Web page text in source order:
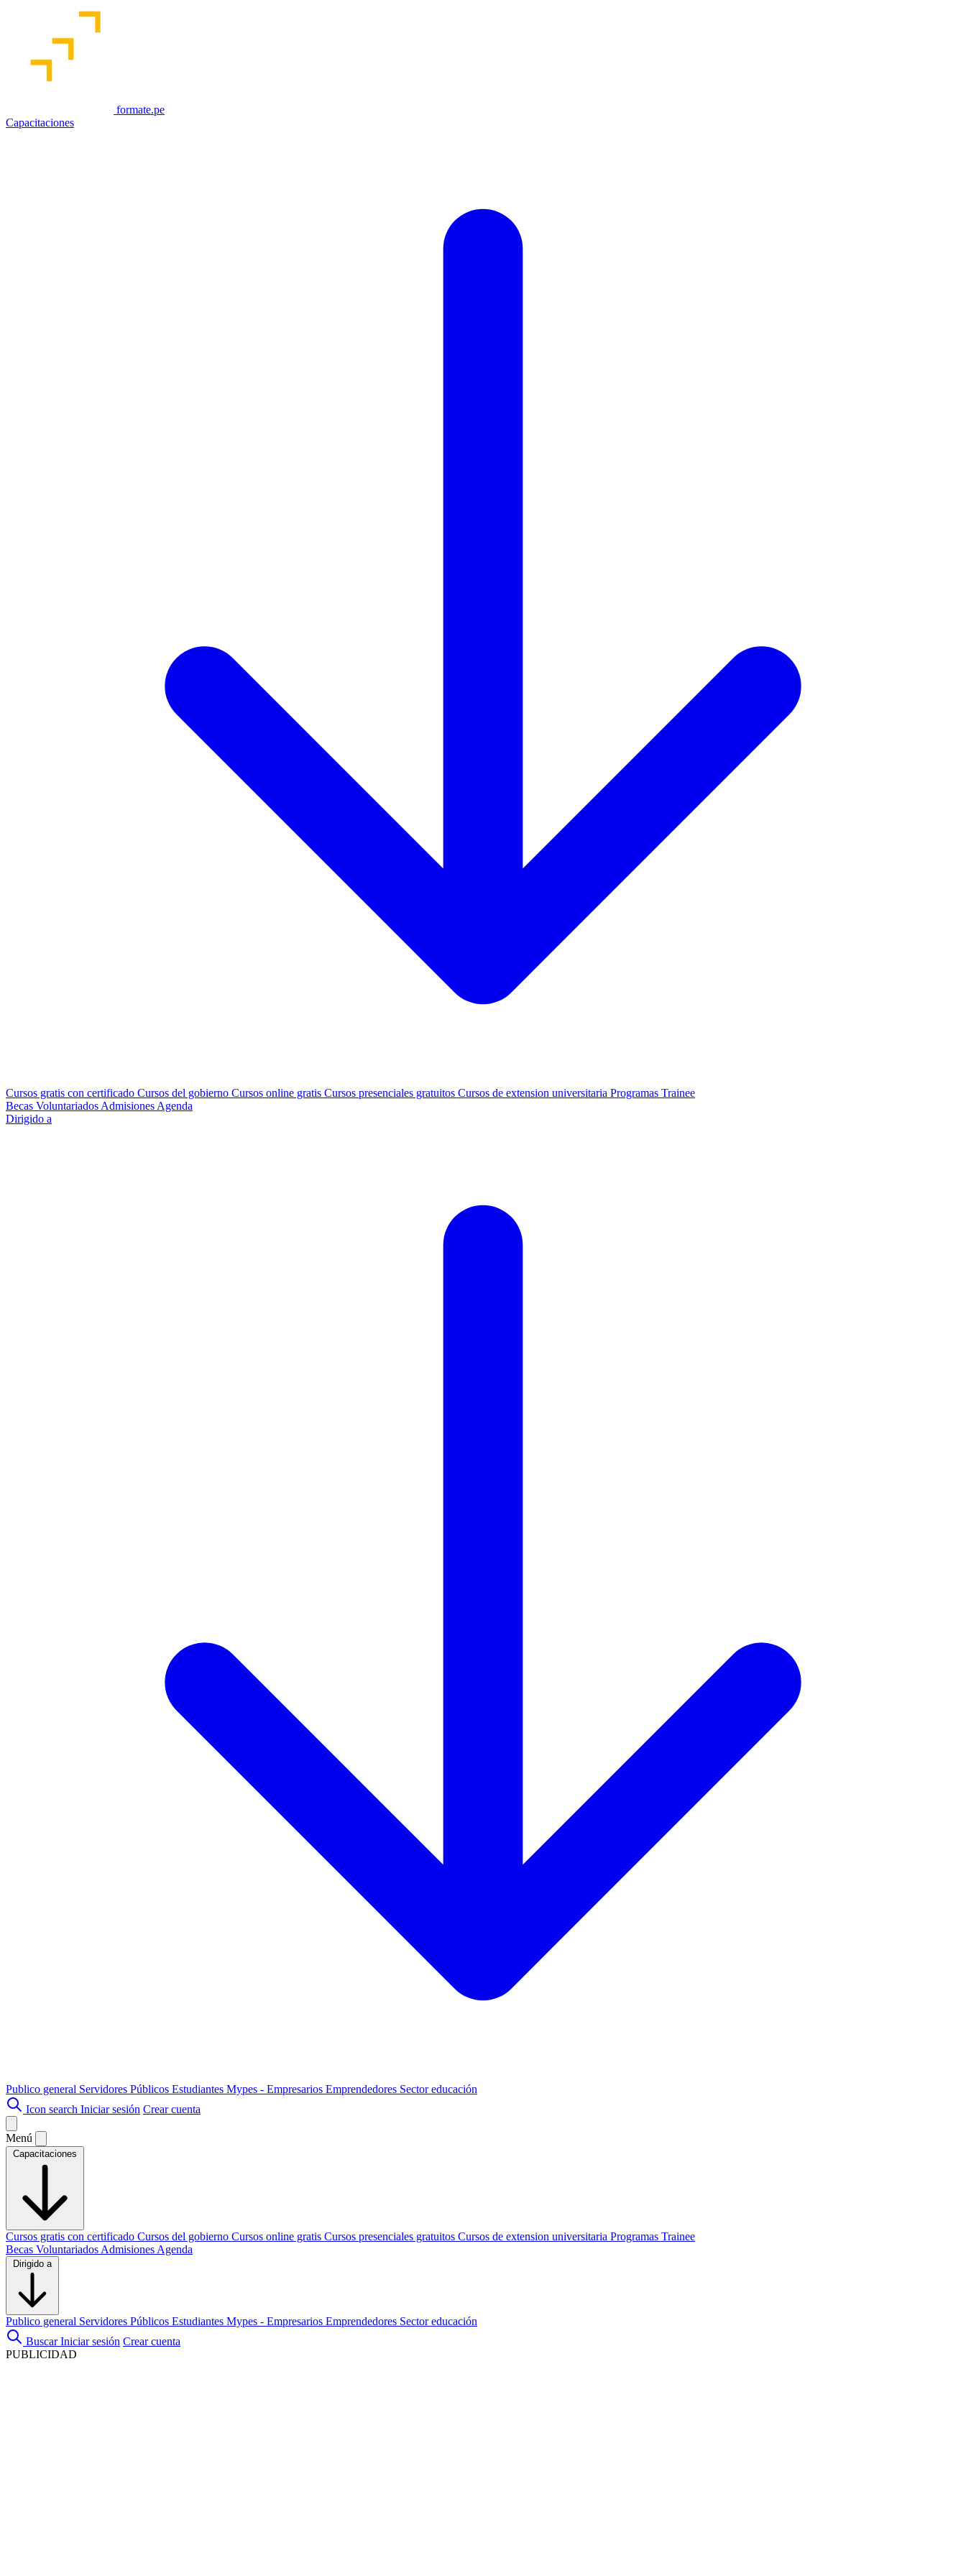
formate.pe
Capacitaciones
Cursos gratis con certificado Cursos del gobierno Cursos online gratis Cursos presenciales gratuitos Cursos de extension universitaria Programas Trainee
Becas Voluntariados Admisiones Agenda
Dirigido a
Publico general Servidores Públicos Estudiantes Mypes - Empresarios Emprendedores Sector educación
Icon search Iniciar sesión Crear cuenta
Menú
Capacitaciones
Cursos gratis con certificado Cursos del gobierno Cursos online gratis Cursos presenciales gratuitos Cursos de extension universitaria Programas Trainee
Becas Voluntariados Admisiones Agenda
Dirigido a
Publico general Servidores Públicos Estudiantes Mypes - Empresarios Emprendedores Sector educación
Buscar Iniciar sesión Crear cuenta
PUBLICIDAD